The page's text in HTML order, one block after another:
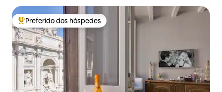
Entre os melhores preferidos dos hóspedes
Preferido dos hóspedes